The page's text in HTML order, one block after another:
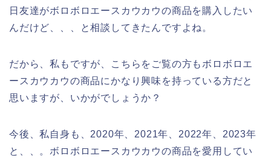
日友達がボロボロエースカウカウの商品を購入したい
んだけど、、、と相談してきたんですよね。
だから、私もですが、こちらをご覧の方もボロボロエ
ースカウカウの商品にかなり興味を持っている方だと
思いますが、いかがでしょうか？
今後、私自身も、2020年、2021年、2022年、2023年
と、、。ボロボロエースカウカウの商品を愛用してい